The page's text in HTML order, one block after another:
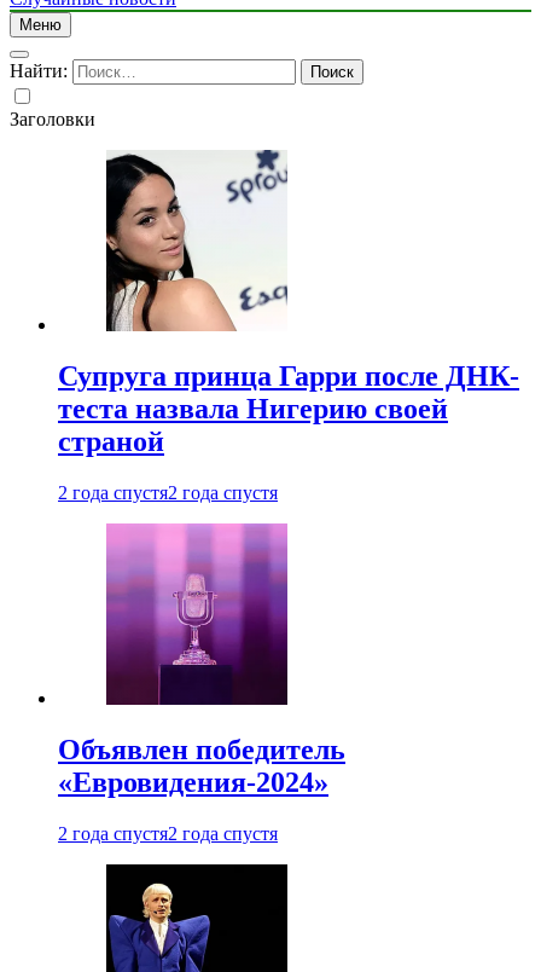
Меню
Найти:
Заголовки
Супруга принца Гарри после ДНК-
теста назвала Нигерию своей
страной
2 года спустя2 года спустя
Объявлен победитель
«Евровидения-2024»
2 года спустя2 года спустя